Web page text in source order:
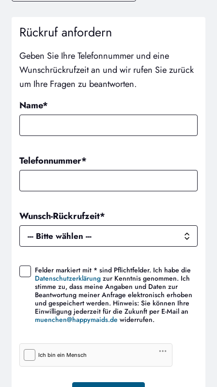
Rückruf anfordern
Geben Sie Ihre Telefonnummer und eine
Wunschrückrufzeit an und wir rufen Sie zurück
um Ihre Fragen zu beantworten.
Name*
Telefonnummer*
Wunsch-Rückrufzeit*
Felder markiert mit * sind Pflichtfelder. Ich habe die
Datenschutzerklärung zur Kenntnis genommen. Ich
stimme zu, dass meine Angaben und Daten zur
Beantwortung meiner Anfrage elektronisch erhoben
und gespeichert werden. Hinweis: Sie können Ihre
Einwilligung jederzeit für die Zukunft per E-Mail an
muenchen@happymaids.de widerrufen.